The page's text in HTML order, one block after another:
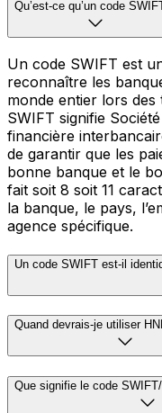
Qu’est-ce qu’un code
Un code SWIFT est
reconnaître les
monde entier lors des
SWIFT signifie
financière
de garantir que les
bonne banque et le
fait soit 8 soit 11
la banque, le pays,
agence spécifique.
Un code SWIFT est-il
Quand devrais-je utiliser
Que signifie le code